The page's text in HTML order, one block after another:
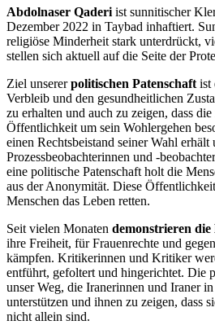
Abdolnaser Qaderi ist sunnitischer
Dezember 2022 in Taybad inhaftiert.
religiöse Minderheit stark unterdrückt,
stellen sich aktuell auf die Seite der
Ziel unsererpolitischen Patenschaft ist
Verbleib und den gesundheitlichen
zu erhalten und auch zu zeigen, dass
Öffentlichkeit um sein Wohlergehen
einen Rechtsbeistand seiner Wahl erhält
Prozessbeobachterinnen und -
eine politische Patenschaft holt die
aus der Anonymität. Diese
Menschen das Leben retten.
Seit vielen Monaten demonstrieren
ihre Freiheit, für Frauenrechte und
kämpfen. Kritikerinnen und Kritiker
entführt, gefoltert und hingerichtet. Die
unser Weg, die Iranerinnen und Iraner
unterstützen und ihnen zu zeigen, dass
nicht allein sind.